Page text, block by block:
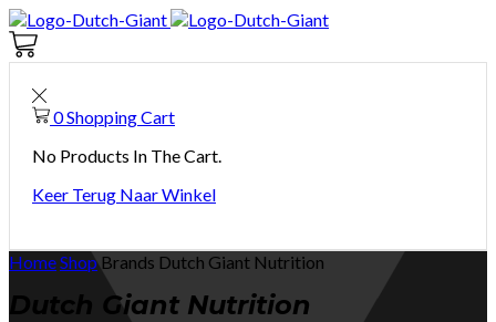
0Shopping Cart
No Products In The Cart.
Keer Terug Naar Winkel
HomeShop Brands Dutch Giant Nutrition
Dutch Giant Nutrition